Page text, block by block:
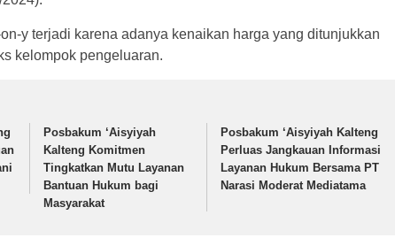
y terjadi karena adanya kenaikan harga yang ditunjukkan
kelompok pengeluaran.
Posbakum ‘Aisyiyah
Kalteng Komitmen
Tingkatkan Mutu Layanan
Bantuan Hukum bagi
Masyarakat
Posbakum ‘Aisyiyah Kalteng
Perluas Jangkauan Informasi
Layanan Hukum Bersama PT
Narasi Moderat Mediatama